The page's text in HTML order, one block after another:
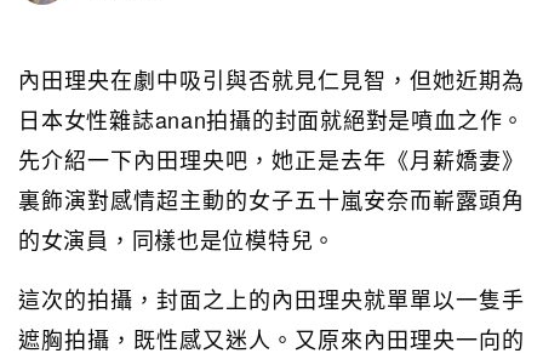
內田理央在劇中吸引與否就見仁見智，但她近期為
日本女性雜誌anan拍攝的封面就絕對是噴血之作。
先介紹一下內田理央吧，她正是去年《月薪嬌妻》
裏飾演對感情超主動的女子五十嵐安奈而嶄露頭角
的女演員，同樣也是位模特兒。
這次的拍攝，封面之上的內田理央就單單以一隻手
遮胸拍攝，既性感又迷人。又原來內田理央一向的